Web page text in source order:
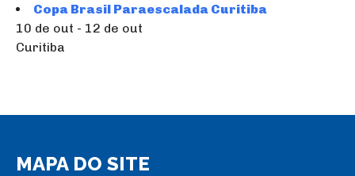
Copa Brasil Paraescalada Curitiba
10 de out - 12 de out
Curitiba
MAPA DO SITE